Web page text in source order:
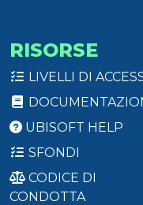
RISORSE
LIVELLI DI
UBISOFT HELP
SFONDI
CODICE DI
CONDOTTA